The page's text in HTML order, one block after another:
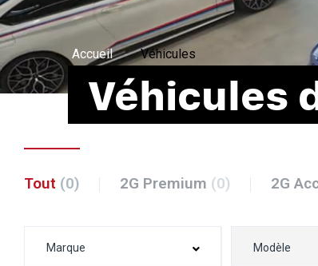
Accueil Véhicules
Véhicules
Tout (0) 2G Premium (0) 2G